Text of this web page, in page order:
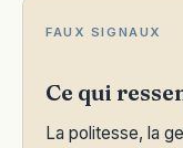
FAUX SIGNAUX
Ce qui
La politesse, la